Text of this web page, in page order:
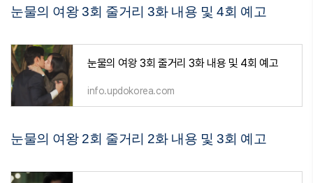
눈물의 여왕 3회 줄거리 3화 내용 및 4회 예고
눈물의 여왕 3회 줄거리 3화 내용 및 4회 예고
info.updokorea.com
눈물의 여왕 2회 줄거리 2화 내용 및 3회 예고